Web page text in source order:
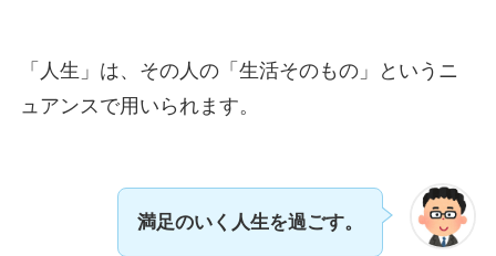
「人生」は、その人の「生活そのもの」というニ
ュアンスで用いられます。
満足のいく人生を過ごす。